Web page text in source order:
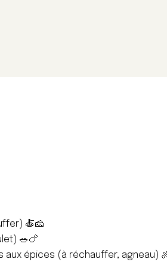
🍝🧀
🥗🍗
épices (à réchauffer, agneau)